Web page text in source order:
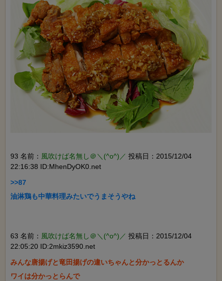
93 名前： 風吹けば名無し＠＼(^o^)／ 投稿日：2015/12/04
22:16:38 ID:MhenDyOK0.net
>>87
油淋鶏も中華料理みたいでうまそうやね
63 名前： 風吹けば名無し＠＼(^o^)／ 投稿日：2015/12/04
22:05:20 ID:2mkiz3590.net
みんな唐揚げと竜田揚げの違いちゃんと分かっとるんか
ワイは分かっとらんで